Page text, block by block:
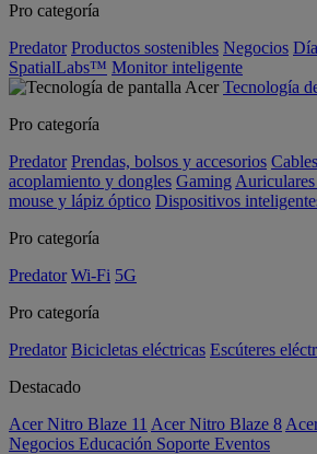
Pro categoría
Predator Productos sostenibles Negocios
SpatialLabs™ Monitor inteligente
Tecnología
Pro categoría
Predator Prendas, bolsos y accesorios
acoplamiento y dongles Gaming
mouse y lápiz óptico Dispositivos
Pro categoría
Predator Wi-Fi 5G
Pro categoría
Predator Bicicletas eléctricas Escúteres
Destacado
Acer Nitro Blaze 11 Acer Nitro Blaze 8
Negocios Educación Soporte Eventos